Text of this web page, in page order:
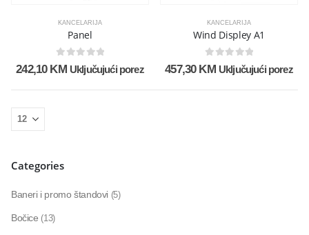
KANCELARIJA
Panel
0out of 5
242,10 KM Uključujući porez
KANCELARIJA
Wind Displey A1
0out of 5
457,30 KM Uključujući porez
Categories
Baneri i promo štandovi (5)
Bočice (13)